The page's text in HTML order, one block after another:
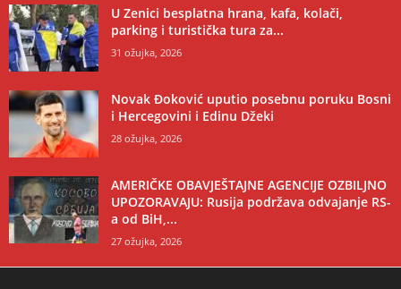
U Zenici besplatna hrana, kafa, kolači,
parking i turistička tura za...
31 ožujka, 2026
Novak Đoković uputio posebnu poruku Bosni
i Hercegovini i Edinu Džeki
28 ožujka, 2026
AMERIČKE OBAVJEŠTAJNE AGENCIJE OZBILJNO
UPOZORAVAJU: Rusija podržava odvajanje RS-
a od BiH,...
27 ožujka, 2026